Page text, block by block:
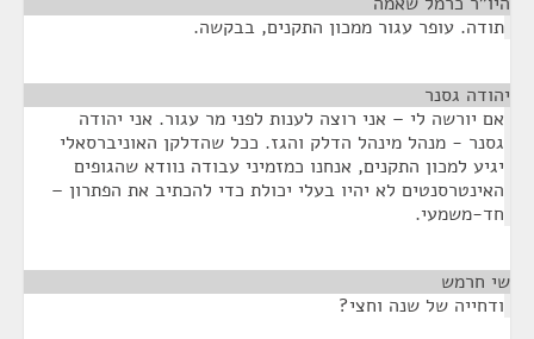
תודה. עופר עגור ממכון התקנים, בבקשה.
יהודה גסנר
אם יורשה לי – אני רוצה לענות לפני מר עגור. אני יהודה
גסנר - מנהל מינהל הדלק והגז. ככל שהדלקן האוניברסאלי
יגיע למכון התקנים, אנחנו כמזמיני עבודה נוודא שהגופים
האינטרסנטים לא יהיו בעלי יכולת כדי להכתיב את הפתרון –
חד-משמעי.
שי חרמש
ודחייה של שנה וחצי?